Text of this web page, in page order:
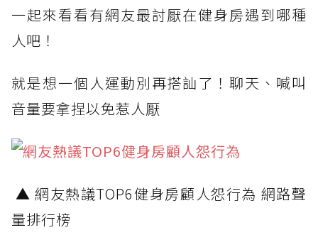
一起來看看有網友最討厭在健身房遇到哪種
人吧！
就是想一個人運動別再搭訕了！聊天、喊叫
音量要拿捏以免惹人厭
▲ 網友熱議TOP6健身房顧人怨行為 網路聲
量排行榜